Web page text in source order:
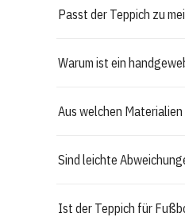
Passt der Teppich zu
Warum ist ein
Aus welchen
Sind leichte
Ist der Teppich für